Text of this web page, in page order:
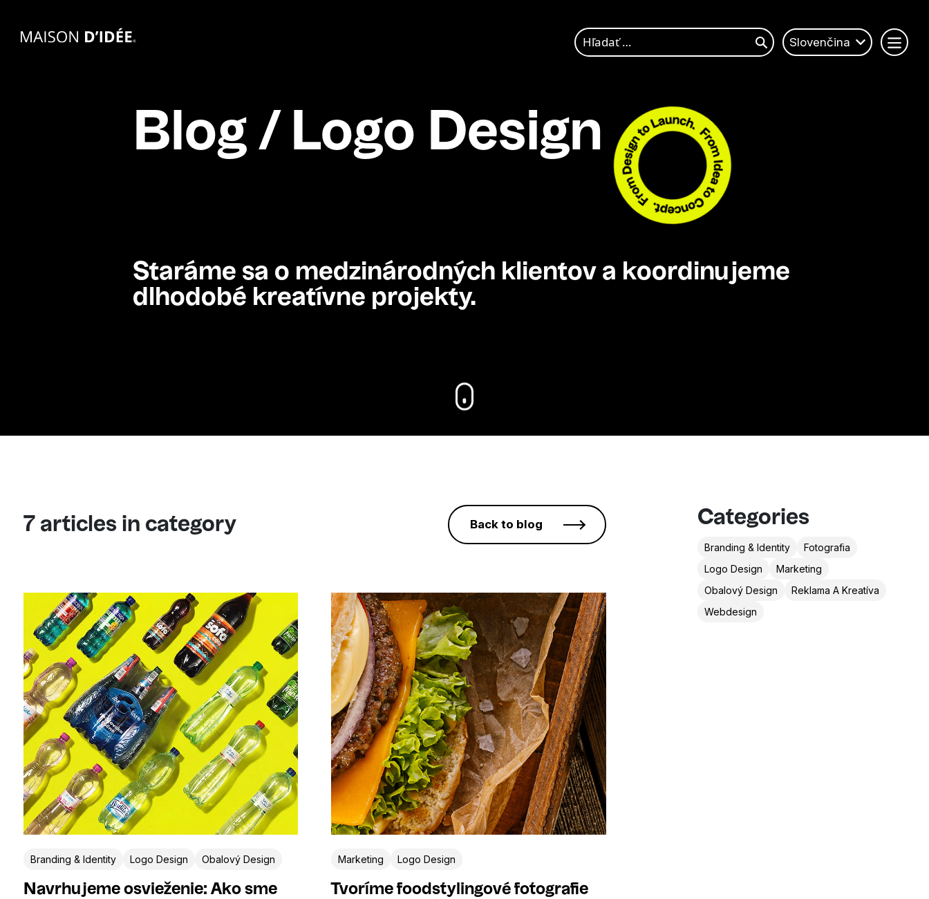
Hľadať: Slovenčina
Blog / Logo Design
Staráme sa o medzinárodných klientov a koordinujeme
dlhodobé kreatívne projekty.
7 articles in category Back to blog
Branding & Identity Logo Design Obalový Design
Navrhujeme osvieženie: Ako sme
Marketing Logo Design
Tvoríme foodstylingové fotografie
Categories
Branding & Identity
Fotografia
Logo Design
Marketing
Obalový Design
Reklama A Kreatíva
Webdesign